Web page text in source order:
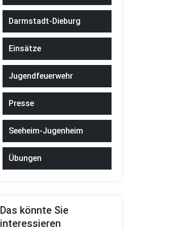
Darmstadt-Dieburg
Einsätze
Jugendfeuerwehr
Presse
Seeheim-Jugenheim
Übungen
Das könnte Sie
interessieren